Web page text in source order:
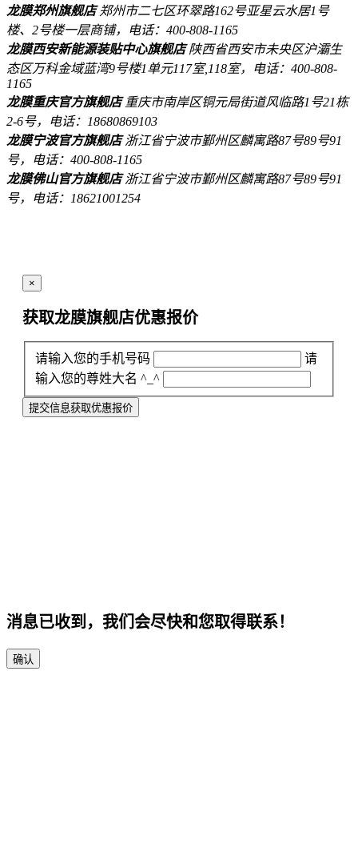
龙膜郑州旗舰店郑州市二七区环翠路162号亚星云水居1号
楼、2号楼一层商铺，电话：400-808-1165
龙膜西安新能源装贴中心旗舰店陕西省西安市未央区沪灞生
态区万科金域蓝湾9号楼1单元117室,118室，电话：400-808-
1165
龙膜重庆官方旗舰店重庆市南岸区铜元局街道风临路1号21栋
2-6号，电话：18680869103
龙膜宁波官方旗舰店浙江省宁波市鄞州区麟寓路87号89号91
号，电话：400-808-1165
龙膜佛山官方旗舰店浙江省宁波市鄞州区麟寓路87号89号91
号，电话：18621001254
×
获取龙膜旗舰店优惠报价
请输入您的手机号码
请
输入您的尊姓大名 ^_^
提交信息获取优惠报价
消息已收到，我们会尽快和您取得联系！
确认